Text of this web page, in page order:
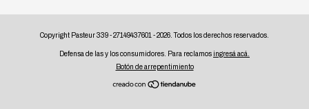
Copyright Pasteur 339 - 27149437601 - 2026. Todos los derechos reservados.
Defensa de las y los consumidores. Para reclamos ingresá acá.
Botón de arrepentimiento